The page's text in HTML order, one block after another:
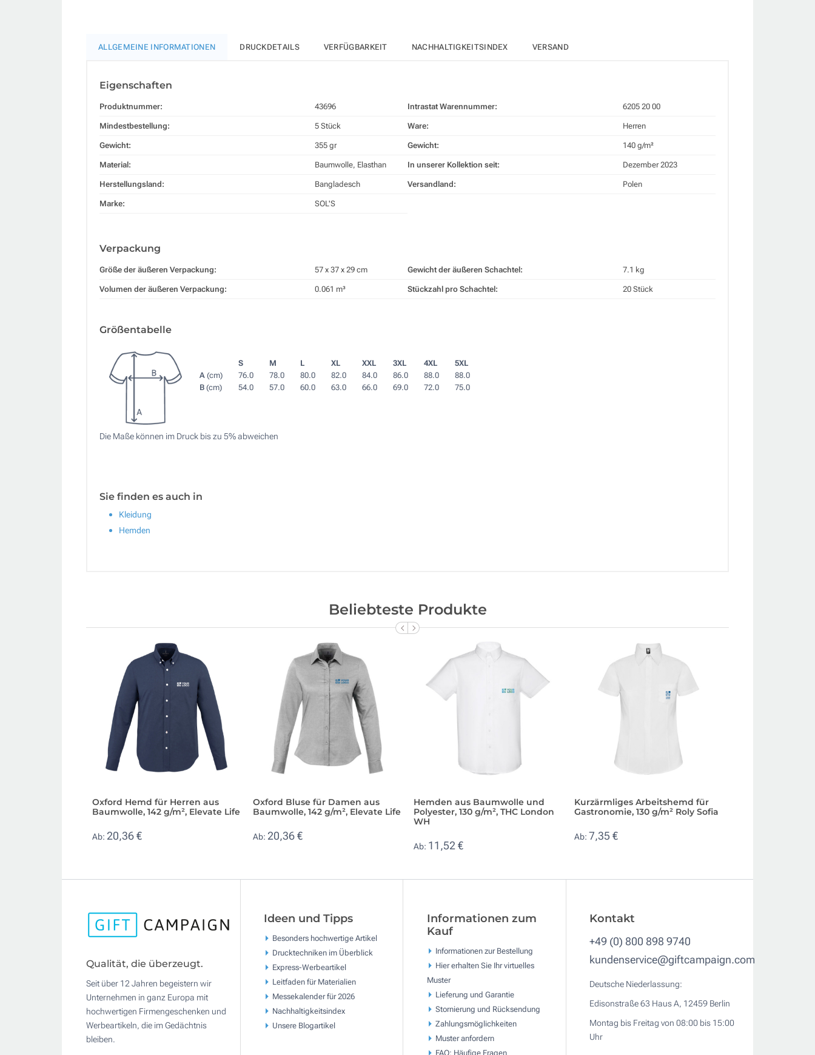
ALLGEMEINE INFORMATIONEN DRUCKDETAILS VERFÜGBARKEIT NACHHALTIGKEITSINDEX VERSAND
Eigenschaften
Produktnummer: 43696
Mindestbestellung: 5 Stück
Gewicht: 355 gr
Material: Baumwolle, Elasthan
Herstellungsland: Bangladesch
Marke: SOL'S
Intrastat Warennummer: 6205 20 00
Ware: Herren
Gewicht: 140 g/m²
In unserer Kollektion seit: Dezember 2023
Versandland: Polen
Verpackung
Größe der äußeren Verpackung: 57 x 37 x 29 cm
Volumen der äußeren Verpackung: 0.061 m³
Gewicht der äußeren Schachtel: 7.1 kg
Stückzahl pro Schachtel: 20 Stück
Größentabelle
S M L XL XXL 3XL 4XL
5XL
A (cm) 76.0 78.0 80.0 82.0 84.0 86.0 88.0
88.0
B (cm) 54.0 57.0 60.0 63.0 66.0 69.0 72.0 75.0
Die Maße können im Druck bis zu 5% abweichen
Sie finden es auch in
Kleidung
Hemden
Beliebteste Produkte
Oxford Hemd für Herren aus
Baumwolle, 142 g/m², Elevate Life
Ab: 20,36 €
Oxford Bluse für Damen aus
Baumwolle, 142 g/m², Elevate Life
Ab: 20,36 €
Hemden aus Baumwolle und
Polyester, 130 g/m², THC London
WH
Ab: 11,52 €
Kurzärmliges Arbeitshemd für
Gastronomie, 130 g/m² Roly Sofia
Ab: 7,35 €
Qualität, die überzeugt.
Seit über 12 Jahren begeistern wir
Unternehmen in ganz Europa mit
hochwertigen Firmengeschenken und
Werbeartikeln, die im Gedächtnis
bleiben.
Ideen und Tipps
Besonders hochwertige Artikel
Drucktechniken im Überblick
Express-Werbeartikel
Leitfaden für Materialien
Messekalender für 2026
Nachhaltigkeitsindex
Unsere Blogartikel
Informationen zum
Kauf
Informationen zur Bestellung
Hier erhalten Sie Ihr virtuelles
Muster
Lieferung und Garantie
Stornierung und Rücksendung
Zahlungsmöglichkeiten
Muster anfordern
FAQ: Häufige Fragen
Kontakt
+49 (0) 800 898 9740
kundenservice@giftcampaign.com
Deutsche Niederlassung:
Edisonstraße 63 Haus A, 12459 Berlin
Montag bis Freitag von 08:00 bis 15:00
Uhr